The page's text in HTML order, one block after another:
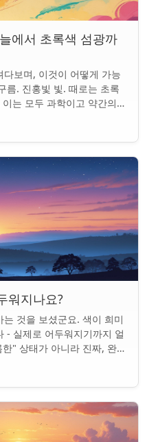
에서 초록색 섬광까
보며, 이것이 어떻게 가능
름. 진홍빛 빛. 때로는 초록
는 모두 과학이고 약간의
워지나요?
것을 보셨군요. 색이 희미
- 실제로 어두워지기까지 얼
" 상태가 아니라 진짜, 완전